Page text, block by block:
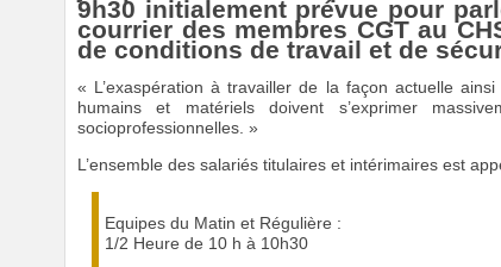
9h30 initialement prévue pour
courrier des membres CGT au
de conditions de travail et de
L’exaspération à travailler de la façon actuelle
humains et matériels doivent s’exprimer
socioprofessionnelles.
L’ensemble des salariés titulaires et intérimaires est
Equipes du Matin et Régulière :
1/2 Heure de 10 h à 10h30